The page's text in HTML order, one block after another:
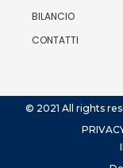
BILANCIO
CONTATTI
© 2021 All rights